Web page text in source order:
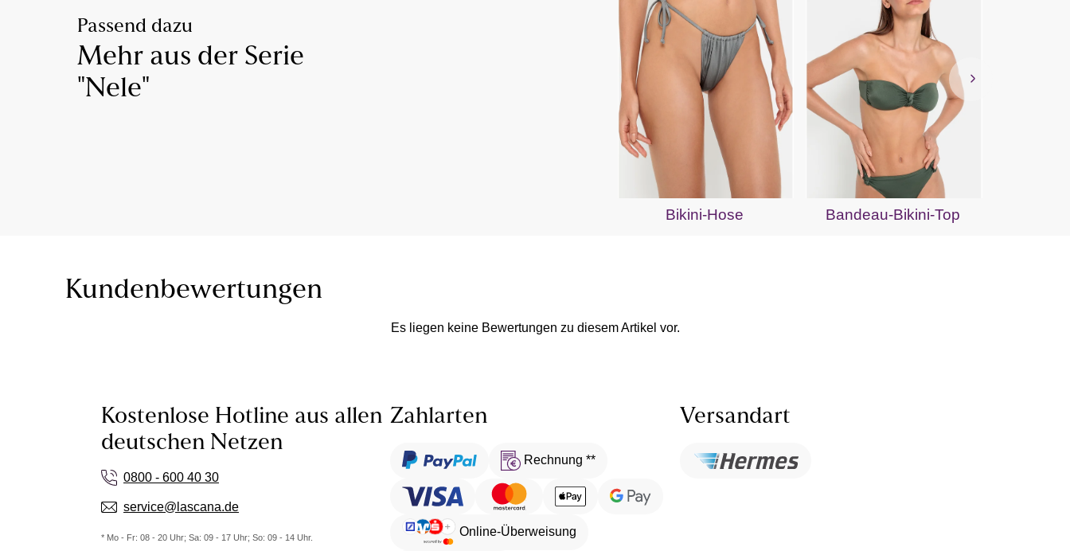
Passend dazu
Mehr aus der Serie
"Nele"
Bikini-Hose Bandeau-Bikini-Top
Kundenbewertungen
Es liegen keine Bewertungen zu diesem Artikel vor.
Kostenlose Hotline aus allen
deutschen Netzen
0800 - 600 40 30
service@lascana.de
* Mo - Fr: 08 - 20 Uhr; Sa: 09 - 17 Uhr; So: 09 - 14 Uhr.
Zahlarten
Rechnung **
Online-Überweisung
Versandart